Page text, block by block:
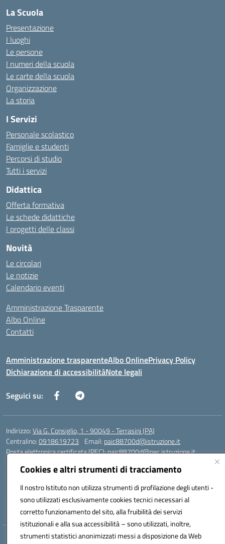
Cookies e altri strumenti di tracciamento
Il nostro Istituto non utilizza strumenti di profilazione degli utenti -
sono utilizzati esclusivamente cookies tecnici necessari al
corretto funzionamento del sito, alla fruibilità dei servizi
istituzionali e alla sua accessibilità – sono utilizzati, inoltre,
strumenti statistici anonimizzati messi a disposizione da Web
La Scuola
Presentazione
I luoghi
Le persone
I numeri della scuola
Le carte della scuola
Organizzazione
La storia
I Servizi
Personale scolastico
Famiglie e studenti
Percorsi di studio
Tutti i servizi
Didattica
Offerta formativa
Le schede didattiche
I progetti delle classi
Novità
Le circolari
Le notizie
Calendario eventi
Amministrazione Trasparente
Albo Online
Contatti
Amministrazione trasparenteAlbo OnlinePrivacy Policy
Dichiarazione di accessibilitàNote legali
Seguici su:
Indirizzo:Via G. Consiglio, 1 - 90049 - Terrasini (PA)
Centralino:0918619723 Email: paic88700d@istruzione.it
Posta elettronica certificata (PEC):paic88700d@pec.istruzione.it
Codice fiscale: 80025710825
Codice Indice delle Pubbliche Amministrazioni (IPA): istsc_paic88700d
Codice unico di fatturazione (CUF): UF7LHF
Hosting & Powered by 3D Solution S.r.l.